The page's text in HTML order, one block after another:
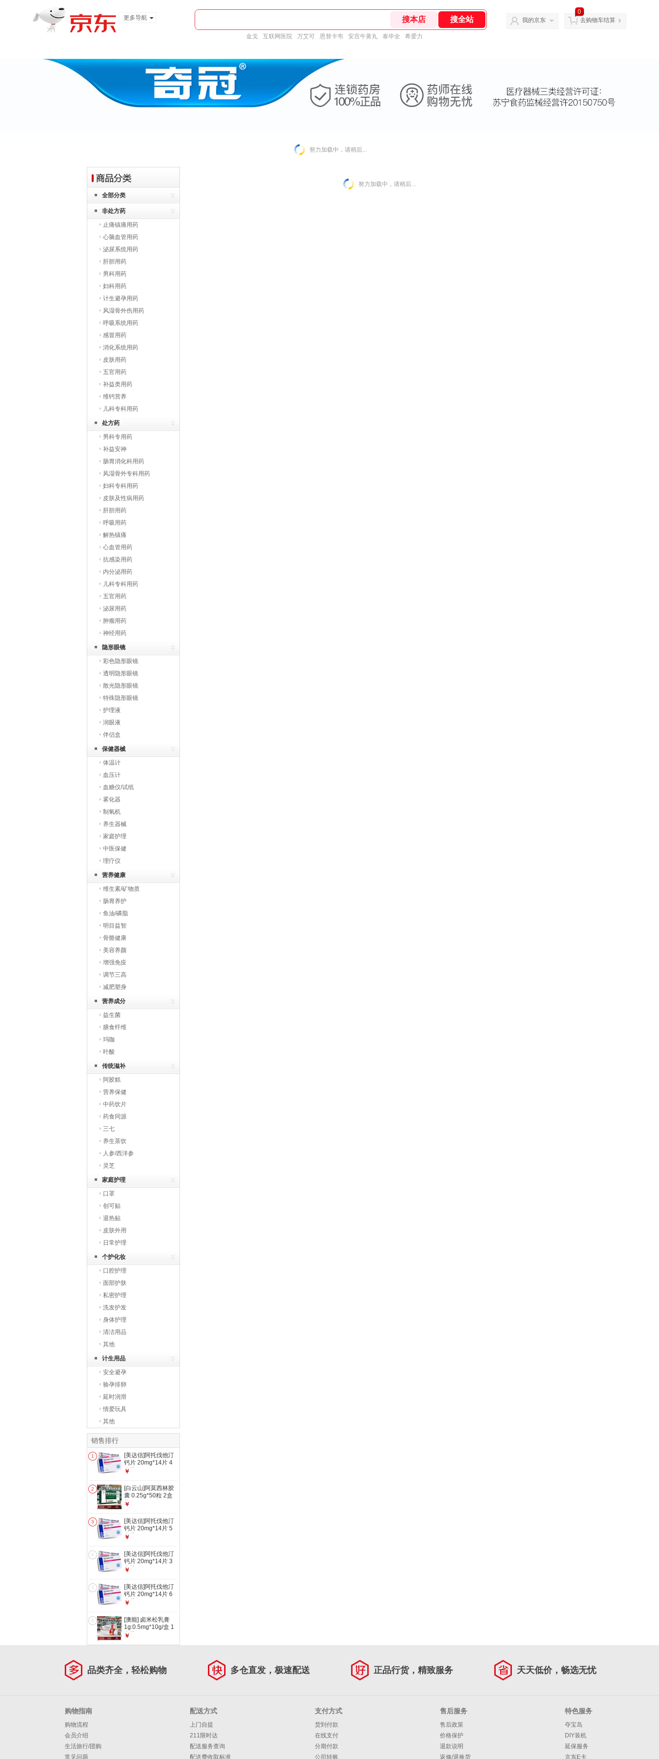
更多导航
金戈 互联网医院 万艾可 恩替卡韦 安宫牛黄丸 泰毕全 希爱力
我的京东
0
去购物车结算
努力加载中，请稍后...
全部分类
非处方药
止痛镇痛用药
心脑血管用药
泌尿系统用药
肝胆用药
男科用药
妇科用药
计生避孕用药
风湿骨外伤用药
呼吸系统用药
感冒用药
消化系统用药
皮肤用药
五官用药
补益类用药
维钙营养
儿科专科用药
处方药
男科专用药
补益安神
肠胃消化科用药
风湿骨外专科用药
妇科专科用药
皮肤及性病用药
肝胆用药
呼吸用药
解热镇痛
心血管用药
抗感染用药
内分泌用药
儿科专科用药
五官用药
泌尿用药
肿瘤用药
神经用药
隐形眼镜
彩色隐形眼镜
透明隐形眼镜
散光隐形眼镜
特殊隐形眼镜
护理液
润眼液
伴侣盒
保健器械
体温计
血压计
血糖仪/试纸
雾化器
制氧机
养生器械
家庭护理
中医保健
理疗仪
营养健康
维生素/矿物质
肠胃养护
鱼油/磷脂
明目益智
骨骼健康
美容养颜
增强免疫
调节三高
减肥塑身
营养成分
益生菌
膳食纤维
玛咖
叶酸
传统滋补
阿胶糕
营养保健
中药饮片
药食同源
三七
养生茶饮
人参/西洋参
灵芝
家庭护理
口罩
创可贴
退热贴
皮肤外用
日常护理
个护化妆
口腔护理
面部护肤
私密护理
洗发护发
身体护理
清洁用品
其他
计生用品
安全避孕
验孕排卵
延时润滑
情爱玩具
其他
销售排行
1
[美达信]阿托伐他汀
钙片 20mg*14片 4
盒装
￥
2
[白云山]阿莫西林胶
囊 0.25g*50粒 2盒
装
￥
3
[美达信]阿托伐他汀
钙片 20mg*14片 5
盒装
￥
4
[美达信]阿托伐他汀
钙片 20mg*14片 3
盒装
￥
5
[美达信]阿托伐他汀
钙片 20mg*14片 6
盒装
￥
6
[澳能] 卤米松乳膏
1g:0.5mg*10g/盒 1
盒装
￥
努力加载中，请稍后...
品类齐全，轻松购物 多仓直发，极速配送 正品行货，精致服务 天天低价，畅选无忧
购物指南
购物流程
会员介绍
生活旅行/团购
常见问题
配送方式
上门自提
211限时达
配送服务查询
配送费收取标准
支付方式
货到付款
在线支付
分期付款
公司转账
售后服务
售后政策
价格保护
退款说明
返修/退换货
特色服务
夺宝岛
DIY装机
延保服务
京东E卡